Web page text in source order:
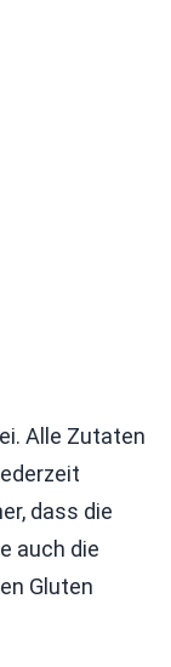
Alle Zutaten
dass die
auch die
Gluten